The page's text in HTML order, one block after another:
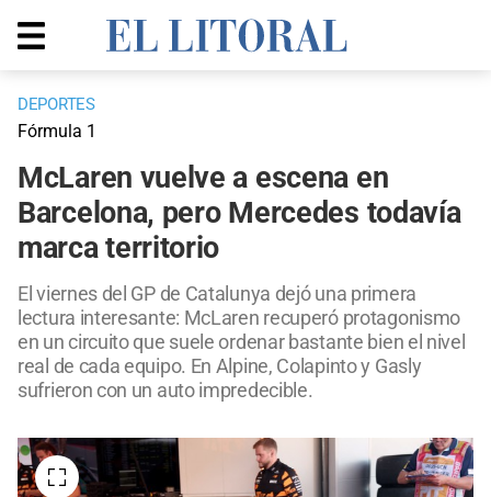
DEPORTES
Fórmula 1
McLaren vuelve a escena en
Barcelona, pero Mercedes todavía
marca territorio
El viernes del GP de Catalunya dejó una primera
lectura interesante: McLaren recuperó protagonismo
en un circuito que suele ordenar bastante bien el nivel
real de cada equipo. En Alpine, Colapinto y Gasly
sufrieron con un auto impredecible.